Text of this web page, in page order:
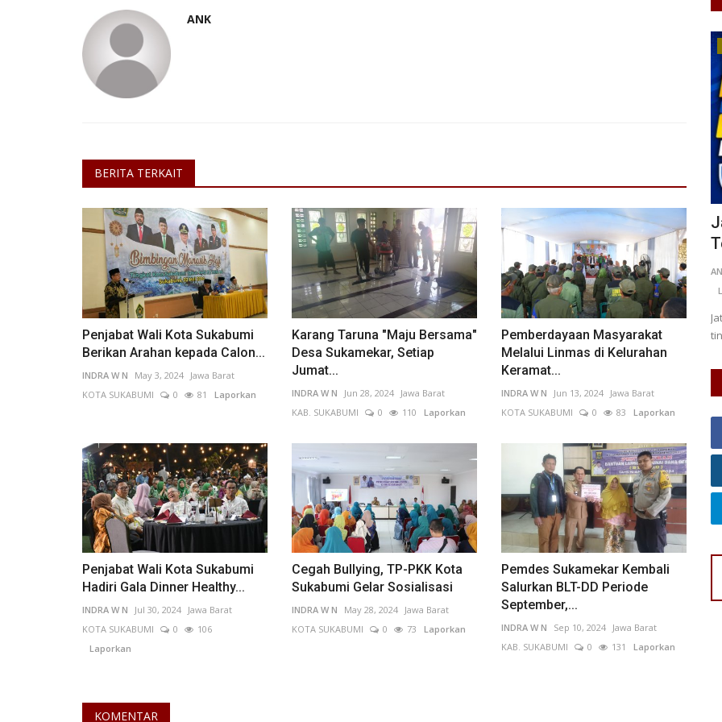
ANK
BERITA TERKAIT
Penjabat Wali Kota Sukabumi
Berikan Arahan kepada Calon...
INDRA W N May 3, 2024 Jawa Barat
KOTA SUKABUMI
0 81 Laporkan
Karang Taruna "Maju Bersama"
Desa Sukamekar, Setiap
Jumat...
INDRA W N Jun 28, 2024
Jawa Barat
KAB. SUKABUMI
0 110 Laporkan
Pemberdayaan Masyarakat
Melalui Linmas di Kelurahan
Keramat...
INDRA W N Jun 13, 2024
Jawa Barat
KOTA SUKABUMI
0 83 Laporkan
Penjabat Wali Kota Sukabumi
Hadiri Gala Dinner Healthy...
INDRA W N Jul 30, 2024 Jawa Barat
KOTA SUKABUMI
0
106
Laporkan
Cegah Bullying, TP-PKK Kota
Sukabumi Gelar Sosialisasi
INDRA W N May 28, 2024
Jawa Barat
KOTA SUKABUMI
0 73 Laporkan
Pemdes Sukamekar Kembali
Salurkan BLT-DD Periode
September,...
INDRA W N Sep 10, 2024
Jawa Barat
KAB. SUKABUMI
0 131 Laporkan
KOMENTAR
Sosial
Giat World Clean Up Day (WCD) 2924
Kota Sukabumi Di Gelar...
INDRA W N Sep 24, 2024 Jawa Barat KAB. SUKABUMI 0
110
Laporkan
Komoditas Unggulan Kalimantan Barat
Terus Menjadi Motor...
Rahma Brahmana Jul 23, 2026 Kalimantan Barat
KOTA PONTIANAK
0 22Laporkan